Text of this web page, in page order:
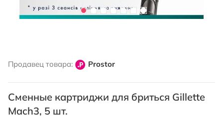
началу
изображений
Продавец товара: Prostor
Сменные картриджи для бриться Gillette
Mach3, 5 шт.